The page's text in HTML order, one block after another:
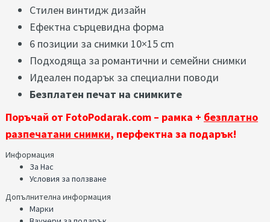
Стилен винтидж дизайн
Ефектна сърцевидна форма
6 позиции за снимки 10×15 cm
Подходяща за романтични и семейни снимки
Идеален подарък за специални поводи
Безплатен печат на снимките
Поръчай от FotoPodarak.com – рамка + безплатно
разпечатани снимки, перфектна за подарък!
Информация
За Нас
Условия за ползване
Допълнителна информация
Марки